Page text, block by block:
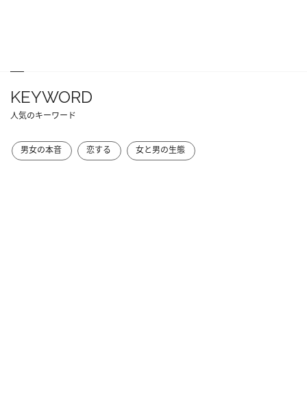
KEYWORD
人気のキーワード
男女の本音 恋する 女と男の生態